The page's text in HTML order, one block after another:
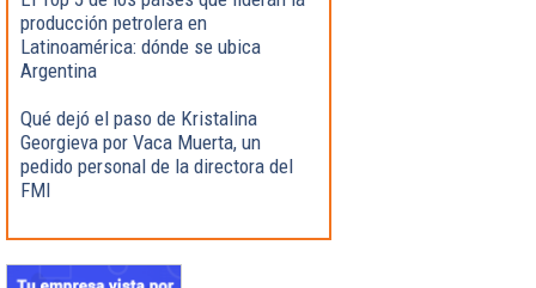
producción petrolera en
Latinoamérica: dónde se ubica
Argentina
Qué dejó el paso de Kristalina
Georgieva por Vaca Muerta, un
pedido personal de la directora del
FMI